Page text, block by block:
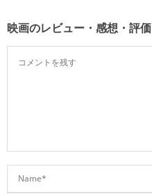
映画のレビュー・感想・評価